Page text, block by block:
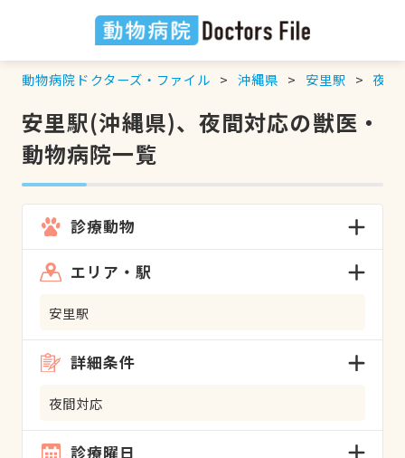
動物病院ドクターズ・ファイル 沖縄県 安里駅 夜間
安里駅(沖縄県)、夜間対応の獣医・
動物病院一覧
診療動物
エリア・駅
安里駅
詳細条件
夜間対応
診療曜日